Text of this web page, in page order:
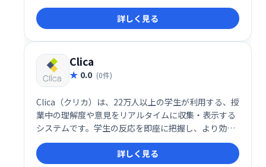
詳しく見る
Clica
0.0 (0件)
Clica（クリカ）は、22万人以上の学生が利用する、授
業中の理解度や意見をリアルタイムに収集・表示する
システムです。学生の反応を即座に把握し、より効果
的な授業展開を実現します。 スムーズな双方向コミュ
ニケーションで、学びを深めるサポートをします。
詳しく見る